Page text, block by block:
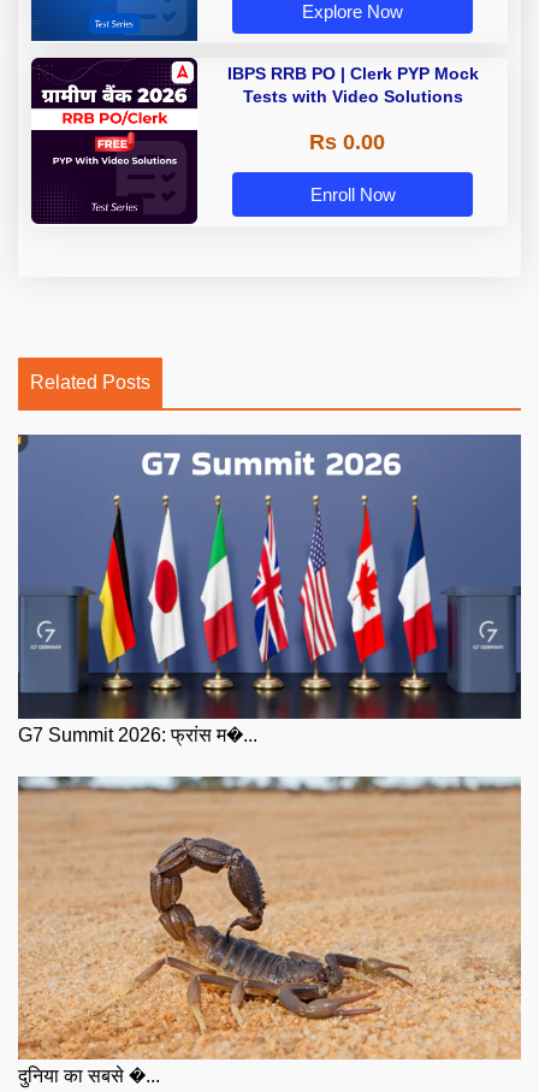
Explore Now
IBPS RRB PO | Clerk PYP Mock
Tests with Video Solutions
Rs 0.00
Enroll Now
Related Posts
G7 Summit 2026: फ्रांस म�...
दुनिया का सबसे �...